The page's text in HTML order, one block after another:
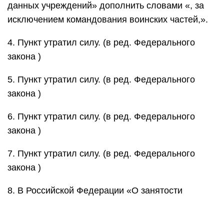
данных учреждений» дополнить словами «, за
исключением командования воинских частей,».
4. Пункт утратил силу. (в ред. Федерального
закона )
5. Пункт утратил силу. (в ред. Федерального
закона )
6. Пункт утратил силу. (в ред. Федерального
закона )
7. Пункт утратил силу. (в ред. Федерального
закона )
8. В Российской Федерации «О занятости